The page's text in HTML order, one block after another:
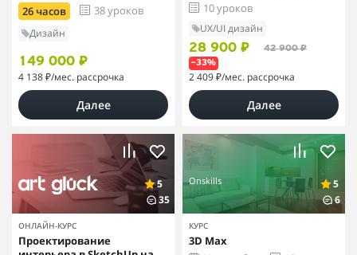
26 часов
38 уроков
Дизайн
149 000 ₽
4 138 ₽/мес. рассрочка
Далее
10 уроков
UX/UI дизайн
28 900 ₽ 42 900 ₽
–33%
2 409 ₽/мес. рассрочка
Далее
5
35
ОНЛАЙН-КУРС
Проектирование
Onskills
5
6
КУРС
3D Max